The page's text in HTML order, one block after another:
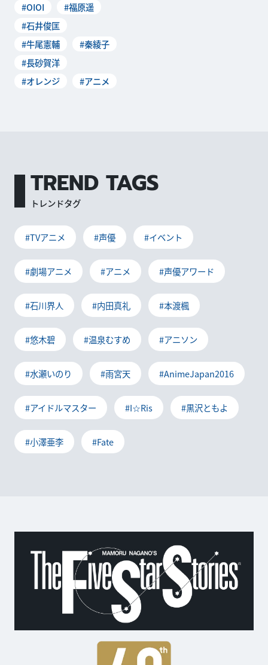
ープと東宝がタッグ
#OIOI
#福原遥
#石井俊匡
#牛尾憲輔
#秦綾子
#長砂賀洋
#オレンジ
#アニメ
TREND TAGS
トレンドタグ
#TVアニメ #声優 #イベント
#劇場アニメ #アニメ #声優アワード
#石川界人 #内田真礼 #本渡楓
#悠木碧 #温泉むすめ #アニソン
#水瀬いのり #雨宮天 #AnimeJapan2016
#アイドルマスター #I☆Ris #黒沢ともよ
#小澤亜李 #Fate